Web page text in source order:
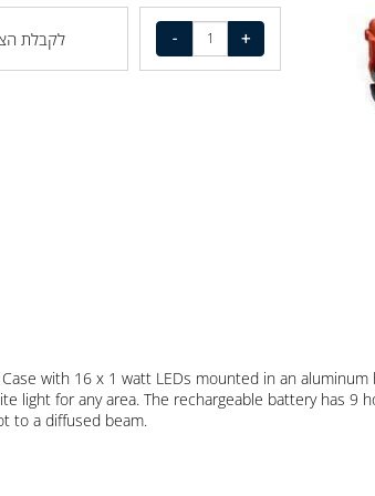
לקבלת הצעת
Case with 16 x 1 watt LEDs mounted in an
to a diffused beam.